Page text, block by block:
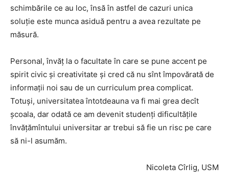
schimbările ce au loc, însă în astfel de cazuri unica
soluţie este munca asiduă pentru a avea rezultate pe
măsură.
Personal, învăţ la o facultate în care se pune accent pe
spirit civic şi creativitate şi cred că nu sînt împovărată de
informaţii noi sau de un curriculum prea complicat.
Totuşi, universitatea întotdeauna va fi mai grea decît
şcoala, dar odată ce am devenit studenţi dificultăţile
învăţămîntului universitar ar trebui să fie un risc pe care
să ni-l asumăm.
Nicoleta Cîrlig, USM